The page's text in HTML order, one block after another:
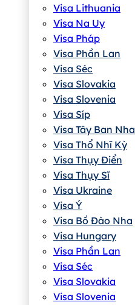
Visa Lithuania
Visa Na Uy
Visa Pháp
Visa Phần Lan
Visa Séc
Visa Slovakia
Visa Slovenia
Visa Síp
Visa Tây Ban Nha
Visa Thổ Nhĩ Kỳ
Visa Thụy Điển
Visa Thụy Sĩ
Visa Ukraine
Visa Ý
Visa Bồ Đào Nha
Visa Hungary
Visa Phần Lan
Visa Séc
Visa Slovakia
Visa Slovenia